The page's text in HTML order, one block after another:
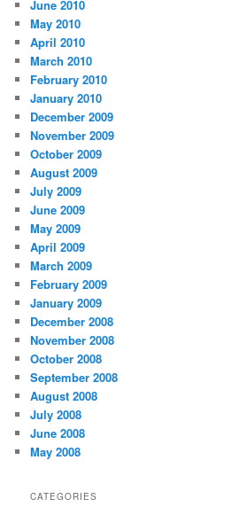
June 2010
May 2010
April 2010
March 2010
February 2010
January 2010
December 2009
November 2009
October 2009
August 2009
July 2009
June 2009
May 2009
April 2009
March 2009
February 2009
January 2009
December 2008
November 2008
October 2008
September 2008
August 2008
July 2008
June 2008
May 2008
CATEGORIES